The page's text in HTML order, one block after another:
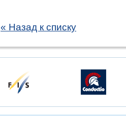
« Назад к списку